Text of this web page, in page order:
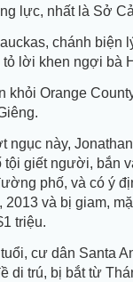
lực, nhất là Sở
chánh biện
tỏ lời khen ngợi bà
khỏi Orange
ngục này,
tội giết người, bắn
phố, và có ý
và bị giam,
triệu.
cư dân Santa
di trú, bị bắt từ